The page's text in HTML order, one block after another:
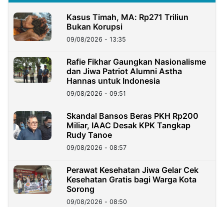
Kasus Timah, MA: Rp271 Triliun
Bukan Korupsi
09/08/2026 - 13:35
Rafie Fikhar Gaungkan Nasionalisme
dan Jiwa Patriot Alumni Astha
Hannas untuk Indonesia
09/08/2026 - 09:51
Skandal Bansos Beras PKH Rp200
Miliar, IAAC Desak KPK Tangkap
Rudy Tanoe
09/08/2026 - 08:57
Perawat Kesehatan Jiwa Gelar Cek
Kesehatan Gratis bagi Warga Kota
Sorong
09/08/2026 - 08:50